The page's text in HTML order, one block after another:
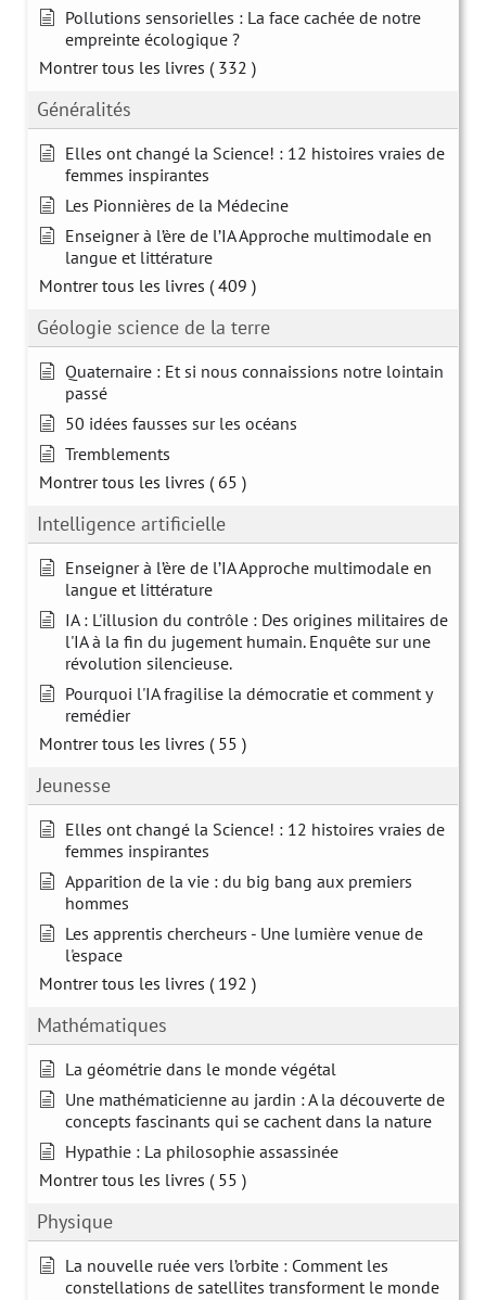
Pollutions sensorielles : La face cachée de notre
empreinte écologique ?
Montrer tous les livres ( 332 )
Généralités
Elles ont changé la Science! : 12 histoires vraies de
femmes inspirantes
Les Pionnières de la Médecine
Enseigner à l’ère de l’IA Approche multimodale en
langue et littérature
Montrer tous les livres ( 409 )
Géologie science de la terre
Quaternaire : Et si nous connaissions notre lointain
passé
50 idées fausses sur les océans
Tremblements
Montrer tous les livres ( 65 )
Intelligence artificielle
Enseigner à l’ère de l’IA Approche multimodale en
langue et littérature
IA : L'illusion du contrôle : Des origines militaires de
l'IA à la fin du jugement humain. Enquête sur une
révolution silencieuse.
Pourquoi l'IA fragilise la démocratie et comment y
remédier
Montrer tous les livres ( 55 )
Jeunesse
Elles ont changé la Science! : 12 histoires vraies de
femmes inspirantes
Apparition de la vie : du big bang aux premiers
hommes
Les apprentis chercheurs - Une lumière venue de
l'espace
Montrer tous les livres ( 192 )
Mathématiques
La géométrie dans le monde végétal
Une mathématicienne au jardin : A la découverte de
concepts fascinants qui se cachent dans la nature
Hypathie : La philosophie assassinée
Montrer tous les livres ( 55 )
Physique
La nouvelle ruée vers l’orbite : Comment les
constellations de satellites transforment le monde